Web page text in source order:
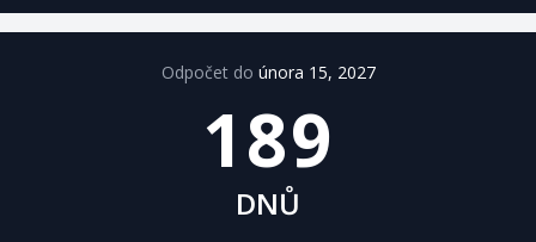
Odpočet do února 15, 2027
189
DNŮ